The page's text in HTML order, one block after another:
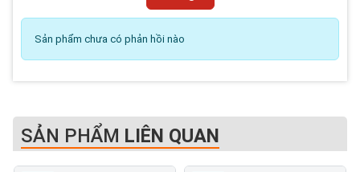
Sản phẩm chưa có phản hồi nào
SẢN PHẨM LIÊN QUAN